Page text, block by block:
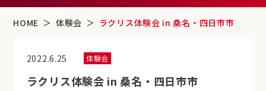
HOME 体験会 ラクリス体験会 in 桑名・四日市市
2022.6.25 体験会
ラクリス体験会 in 桑名・四日市市